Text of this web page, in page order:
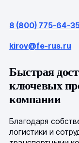
8 (800) 775-64-
kirov@fe-rus.ru
Быстрая
ключевых
компании
Благодаря
логистики и